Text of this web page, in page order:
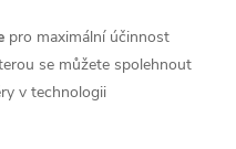
pro maximální účinnost
se můžete spolehnout
v technologii